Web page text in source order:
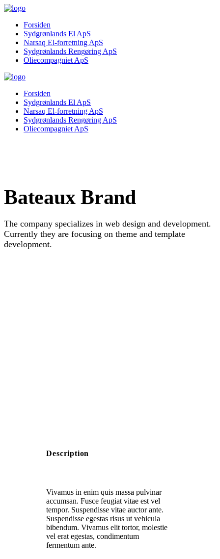
Forsiden
Sydgrønlands El ApS
Narsaq El-forretning ApS
Sydgrønlands Rengøring ApS
Oliecompagniet ApS
Forsiden
Sydgrønlands El ApS
Narsaq El-forretning ApS
Sydgrønlands Rengøring ApS
Oliecompagniet ApS
Bateaux Brand
The company specializes in web design and development.
Currently they are focusing on theme and template
development.
Description
Vivamus in enim quis massa pulvinar
accumsan. Fusce feugiat vitae est vel
tempor. Suspendisse vitae auctor ante.
Suspendisse egestas risus ut vehicula
bibendum. Vivamus elit tortor, molestie
vel erat egestas, condimentum
fermentum ante.